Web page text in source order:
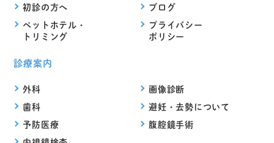
初診の方へ
ペットホテル・
トリミング
ブログ
プライバシー
ポリシー
診療案内
外科
歯科
予防医療
画像診断
避妊・去勢について
腹腔鏡手術